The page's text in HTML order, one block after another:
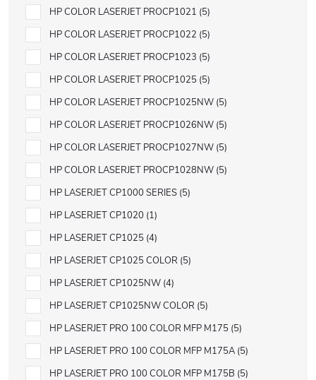
HP COLOR LASERJET PROCP1021 5
HP COLOR LASERJET PROCP1022 5
HP COLOR LASERJET PROCP1023 5
HP COLOR LASERJET PROCP1025 5
HP COLOR LASERJET PROCP1025NW 5
HP COLOR LASERJET PROCP1026NW 5
HP COLOR LASERJET PROCP1027NW 5
HP COLOR LASERJET PROCP1028NW 5
HP LASERJET CP1000 SERIES 5
HP LASERJET CP1020 1
HP LASERJET CP1025 4
HP LASERJET CP1025 COLOR 5
HP LASERJET CP1025NW 4
HP LASERJET CP1025NW COLOR 5
HP LASERJET PRO 100 COLOR MFP M175 5
HP LASERJET PRO 100 COLOR MFP M175A 5
HP LASERJET PRO 100 COLOR MFP M175B 5